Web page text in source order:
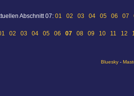
Abschnitt 07: 01 02 03 04 05 06 07
02 03 04 05 06 07 08 09 10 11 12
Bluesky-